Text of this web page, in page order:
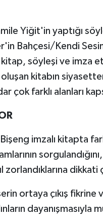
Yiğit'in yaptığı
Bahçesi/Kendi
söyleşi ve imza
oluşan kitabın
çok farklı alanları
imzalı kitapta
zorlandıklarına
ortaya çıkış fikrine
dayanışmasıyla